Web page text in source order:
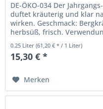
DE-ÖKO-034 Der
duftet kräuterig und klar
wirken. Geschmack:
herbsüß, frisch.
Blütenschorle, zum
0.25 Liter(61,20 € * / 1 Liter)
15,30 € *
Merken